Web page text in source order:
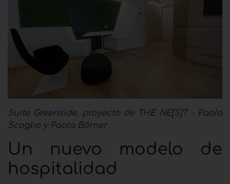
Suite Greenside, proyecto de THE NE[S]T - Paolo
Scoglio y Paola Börner
Un nuevo modelo de
hospitalidad